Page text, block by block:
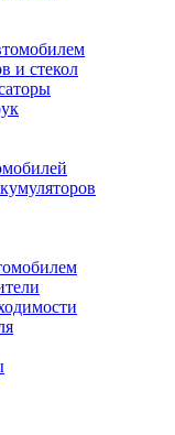
и стекол